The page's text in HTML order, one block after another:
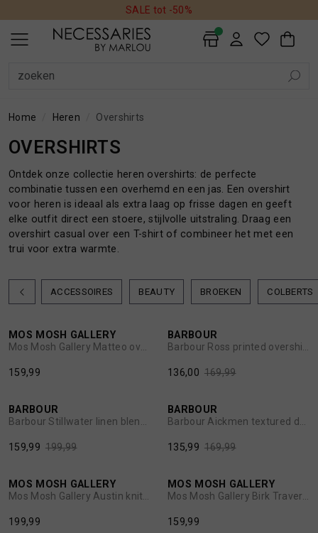
DAMES
AVONDKLEDING
BADMODE
BEAUTY
HOEDEN
JASSEN
JEANS
HEREN
ACCESSOIRES
BEAUTY
BROEKEN
OVERHEMDEN
OVERSHIRTS
POLO'S
WONEN
INTERIEUR
KUSSENS
PLAIDS
SALE
ALLE DAMES
SALE
AVONDKLEDING
BADMODE
BEAUTY
BLAZERS
BLOUSES
BROEKEN
HANDSCHOENEN
HOEDEN
JASSEN
JEANS
JUMPSUITS
JURKEN
MUTSEN
REGENLAARZEN
ROKKEN
SCHOENEN
SHORTS
SIERADEN
SJAALS
SOKKEN
SPORTKLEDING
TASSEN
TOPS EN SHIRTS
TRUIEN
VESTEN
ALLE HEREN
SALE
ACCESSOIRES
BEAUTY
BROEKEN
COLBERTS
HOEDEN EN PETTEN
JASSEN
JEANS
OVERHEMDEN
OVERSHIRTS
POLO'S
SCHOENEN EN REGENLAARZEN
SHORTS
SJAALS
SOKKEN
T-SHIRTS
TASSEN EN RUGZAKKEN
TRUIEN
VESTEN
ALLE WONEN
HONDEN
INTERIEUR
KUSSENS
PLAIDS
DAMES
HEREN
SALE tot -50%
Home Heren Overshirts
OVERSHIRTS
Ontdek onze collectie heren overshirts: de perfecte
combinatie tussen een overhemd en een jas. Een overshirt
voor heren is ideaal als extra laag op frisse dagen en geeft
elke outfit direct een stoere, stijlvolle uitstraling. Draag een
overshirt casual over een T-shirt of combineer het met een
trui voor extra warmte.
ACCESSOIRES BEAUTY BROEKEN COLBERTS
1/2
NIEUW
MOS MOSH GALLERY
159,99
1/2
20%
BARBOUR
136,00 169,99
1/2
BARBOUR
159,99 199,99
1/2
BARBOUR
135,99 169,99
1/2
MOS MOSH GALLERY
199,99
1/2
MOS MOSH GALLERY
159,99